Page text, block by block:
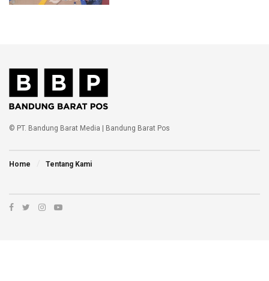
© PT. Bandung Barat Media | Bandung Barat Pos
Home Tentang Kami